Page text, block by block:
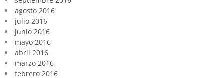
agosto 2016
julio 2016
junio 2016
mayo 2016
abril 2016
marzo 2016
febrero 2016